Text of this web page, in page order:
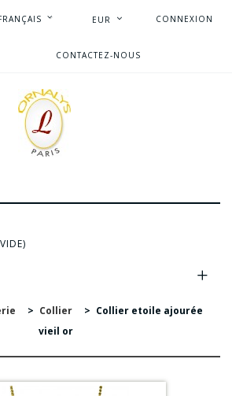
CONNEXION
EUR
CONTACTEZ-NOUS
> Collier > Collier etoile ajourée
vieil or